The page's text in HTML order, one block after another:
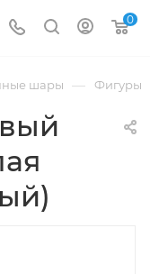
0
шары — Фигуры